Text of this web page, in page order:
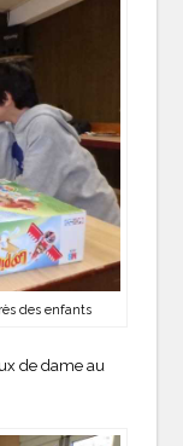
des enfants
de dame au